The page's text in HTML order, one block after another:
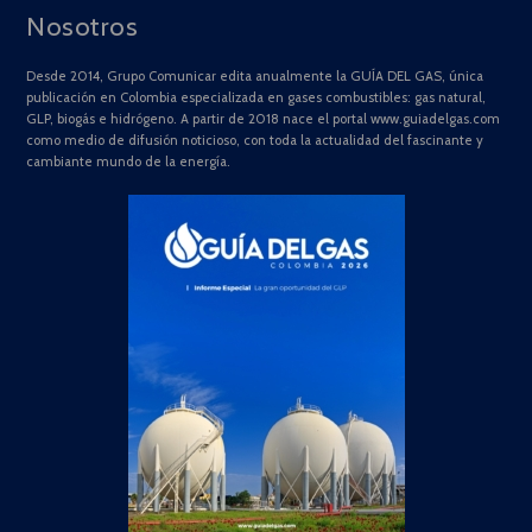
Nosotros
Desde 2014, Grupo Comunicar edita anualmente la GUÍA DEL GAS, única
publicación en Colombia especializada en gases combustibles: gas natural,
GLP, biogás e hidrógeno. A partir de 2018 nace el portal www.guiadelgas.com
como medio de difusión noticioso, con toda la actualidad del fascinante y
cambiante mundo de la energía.